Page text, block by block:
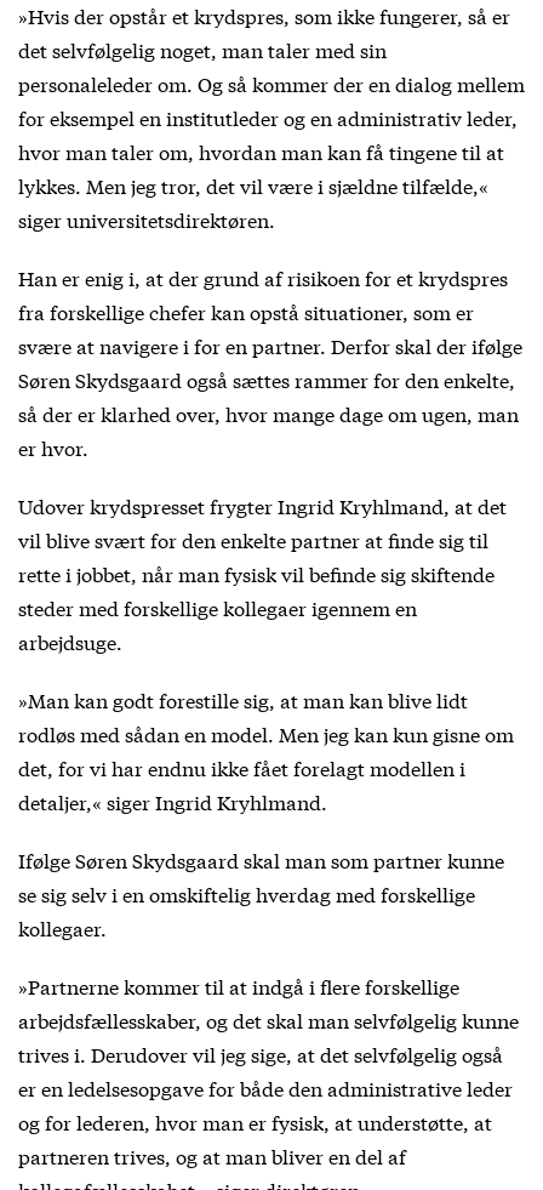
»Hvis der opstår et krydspres, som ikke fungerer, så er
det selvfølgelig noget, man taler med sin
personaleleder om. Og så kommer der en dialog mellem
for eksempel en institutleder og en administrativ leder,
hvor man taler om, hvordan man kan få tingene til at
lykkes. Men jeg tror, det vil være i sjældne tilfælde,«
siger universitetsdirektøren.
Han er enig i, at der grund af risikoen for et krydspres
fra forskellige chefer kan opstå situationer, som er
svære at navigere i for en partner. Derfor skal der ifølge
Søren Skydsgaard også sættes rammer for den enkelte,
så der er klarhed over, hvor mange dage om ugen, man
er hvor.
Udover krydspresset frygter Ingrid Kryhlmand, at det
vil blive svært for den enkelte partner at finde sig til
rette i jobbet, når man fysisk vil befinde sig skiftende
steder med forskellige kollegaer igennem en
arbejdsuge.
»Man kan godt forestille sig, at man kan blive lidt
rodløs med sådan en model. Men jeg kan kun gisne om
det, for vi har endnu ikke fået forelagt modellen i
detaljer,« siger Ingrid Kryhlmand.
Ifølge Søren Skydsgaard skal man som partner kunne
se sig selv i en omskiftelig hverdag med forskellige
kollegaer.
»Partnerne kommer til at indgå i flere forskellige
arbejdsfællesskaber, og det skal man selvfølgelig kunne
trives i. Derudover vil jeg sige, at det selvfølgelig også
er en ledelsesopgave for både den administrative leder
og for lederen, hvor man er fysisk, at understøtte, at
partneren trives, og at man bliver en del af